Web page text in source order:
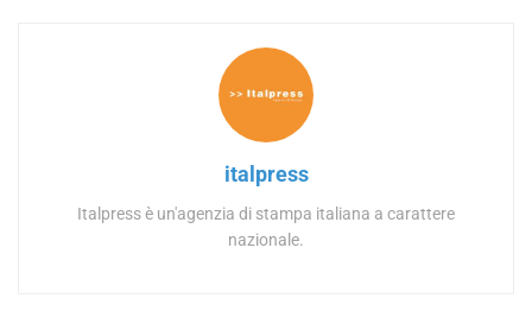
italpress
Italpress è un'agenzia di stampa italiana a carattere
nazionale.